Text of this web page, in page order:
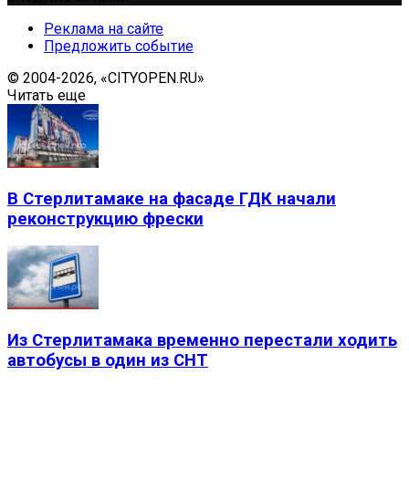
Реклама на сайте
Предложить событие
© 2004-2026, «CITYOPEN.RU»
Читать еще
В Стерлитамаке на фасаде ГДК начали
реконструкцию фрески
Из Стерлитамака временно перестали ходить
автобусы в один из СНТ